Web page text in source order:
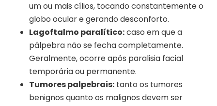
um ou mais cílios, tocando constantemente o
globo ocular e gerando desconforto.
Lagoftalmo paralítico:caso em que a
pálpebra não se fecha completamente.
Geralmente, ocorre após paralisia facial
temporária ou permanente.
Tumores palpebrais: tanto os tumores
benignos quanto os malignos devem ser